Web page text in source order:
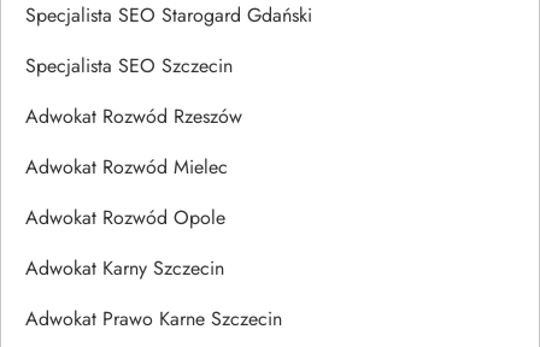
Specjalista SEO Starogard Gdański
Specjalista SEO Szczecin
Adwokat Rozwód Rzeszów
Adwokat Rozwód Mielec
Adwokat Rozwód Opole
Adwokat Karny Szczecin
Adwokat Prawo Karne Szczecin